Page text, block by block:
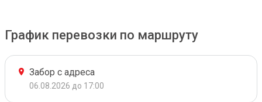
График перевозки по маршруту
Забор с адреса
06.08.2026 до 17:00